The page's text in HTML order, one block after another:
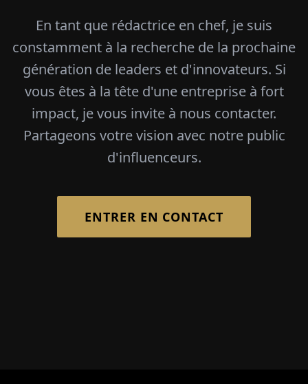
En tant que rédactrice en chef, je suis
constamment à la recherche de la prochaine
génération de leaders et d'innovateurs. Si
vous êtes à la tête d'une entreprise à fort
impact, je vous invite à nous contacter.
Partageons votre vision avec notre public
d'influenceurs.
ENTRER EN CONTACT